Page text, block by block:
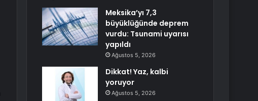
Meksika’yı 7,3
büyüklüğünde deprem
vurdu: Tsunami uyarısı
yapıldı
Ağustos 5, 2026
Dikkat! Yaz, kalbi
yoruyor
Ağustos 5, 2026